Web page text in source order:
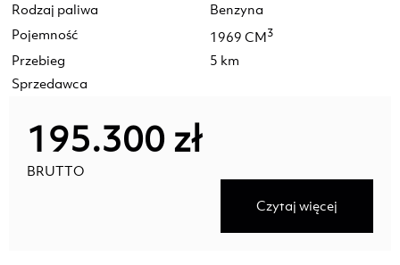
Rodzaj paliwa
Benzyna
Pojemność
1969 CM3
Przebieg
5 km
Sprzedawca
195.300 zł
BRUTTO
Czytaj więcej